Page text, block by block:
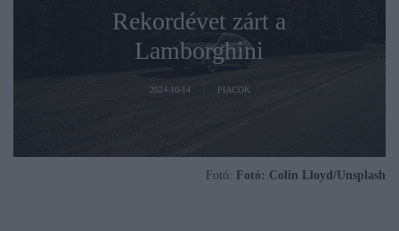
Rekordévet zárt a
Lamborghini
2024-10-14 PIACOK
Fotó: Fotó: Colin Lloyd/Unsplash